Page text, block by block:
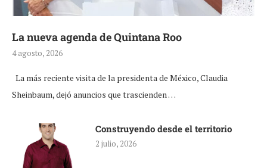
La nueva agenda de Quintana Roo
4 agosto, 2026
La más reciente visita de la presidenta de México, Claudia
Sheinbaum, dejó anuncios que trascienden …
Construyendo desde el territorio
2 julio, 2026